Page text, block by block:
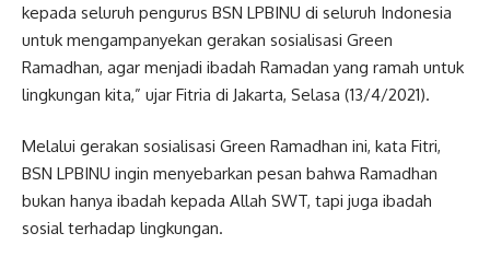
kepada seluruh pengurus BSN LPBINU di seluruh Indonesia
untuk mengampanyekan gerakan sosialisasi Green
Ramadhan, agar menjadi ibadah Ramadan yang ramah untuk
lingkungan kita,” ujar Fitria di Jakarta, Selasa (13/4/2021).
Melalui gerakan sosialisasi Green Ramadhan ini, kata Fitri,
BSN LPBINU ingin menyebarkan pesan bahwa Ramadhan
bukan hanya ibadah kepada Allah SWT, tapi juga ibadah
sosial terhadap lingkungan.